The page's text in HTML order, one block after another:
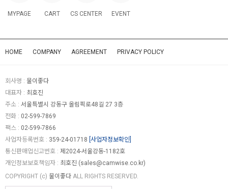
MYPAGE CART CS CENTER EVENT
HOME COMPANY AGREEMENT PRIVACY POLICY
회사명 : 물이좋다
대표자 : 최호진
주소 : 서울특별시 강동구 올림픽로48길 27 3층
전화 : 02-599-7869
팩스 : 02-599-7866
사업자등록번호 : 359-24-01718 [사업자정보확인]
통신판매업신고번호 : 제2024-서울강동-1182호
개인정보보호책임자 : 최호진 (sales@camwise.co.kr)
COPYRIGHT (c) 물이좋다 ALL RIGHTS RESERVED.